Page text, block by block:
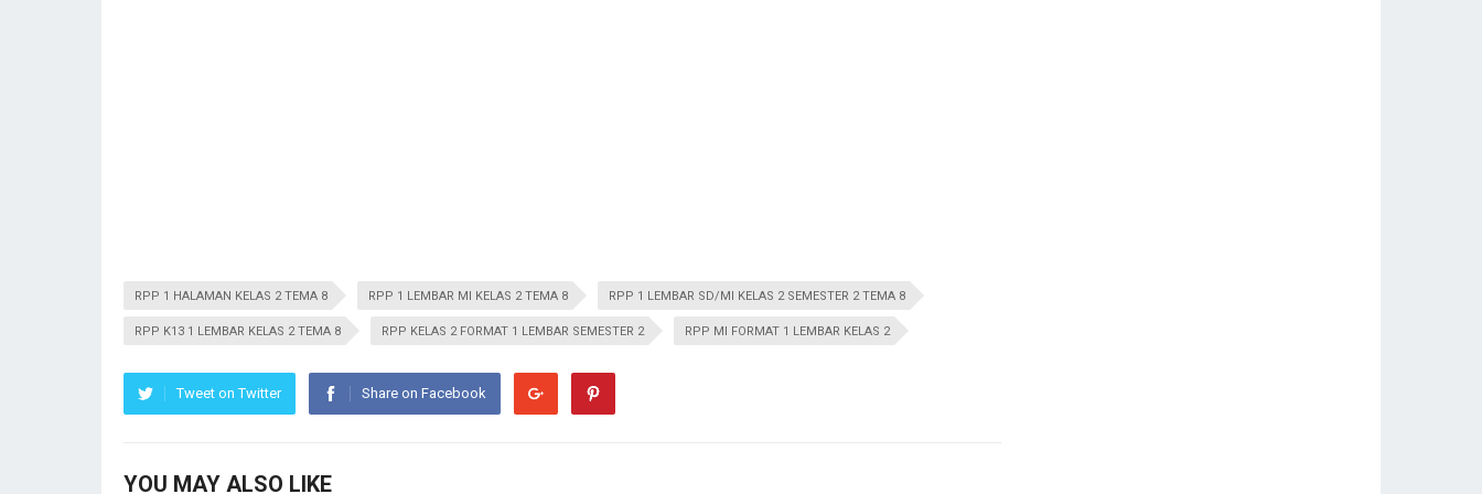
RPP 1 HALAMAN KELAS 2 TEMA 8 RPP 1 LEMBAR MI KELAS 2 TEMA 8 RPP 1 LEMBAR SD/MI KELAS 2 SEMESTER 2 TEMA 8
RPP K13 1 LEMBAR KELAS 2 TEMA 8 RPP KELAS 2 FORMAT 1 LEMBAR SEMESTER 2 RPP MI FORMAT 1 LEMBAR KELAS 2
Tweet on Twitter Share on Facebook
YOU MAY ALSO LIKE